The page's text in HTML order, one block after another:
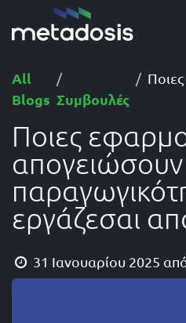
Skip to Content
All
Blogs Συμβουλές
Ποιες
Ποιες
απογειώσουν
εργάζεσαι
31 Ιανουαρίου 2025